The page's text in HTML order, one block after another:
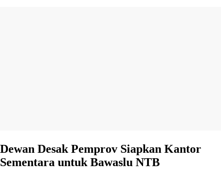
Dewan Desak Pemprov Siapkan Kantor
Sementara untuk Bawaslu NTB